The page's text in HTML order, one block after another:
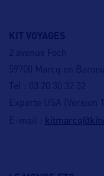
KIT VOYAGES
2 avenue Foch
59700 Marcq en
Tel : 03 20 30 32 32
Experte USA (Version
E-mail :